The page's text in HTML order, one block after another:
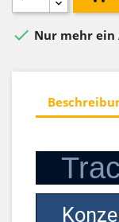
 Nur mehr